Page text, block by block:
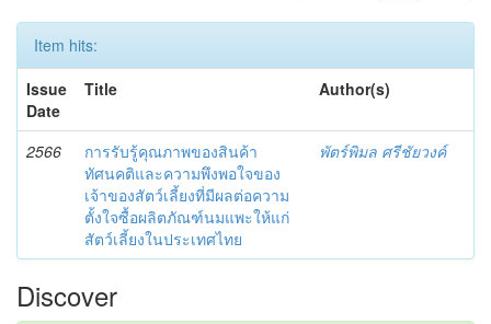
Item hits:
Issue
Date
Title Author(s)
2566
การรับรู้คุณภาพของสินค้า
ทัศนคติและความพึงพอใจของ
เจ้าของสัตว์เลี้ยงที่มีผลต่อความ
ตั้งใจซื้อผลิตภัณฑ์นมแพะให้แก่
สัตว์เลี้ยงในประเทศไทย
พัตร์พิมล ศรีชัยวงค์
Discover